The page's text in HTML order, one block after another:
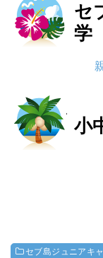
セ
学
小
セブ島ジュニアキ